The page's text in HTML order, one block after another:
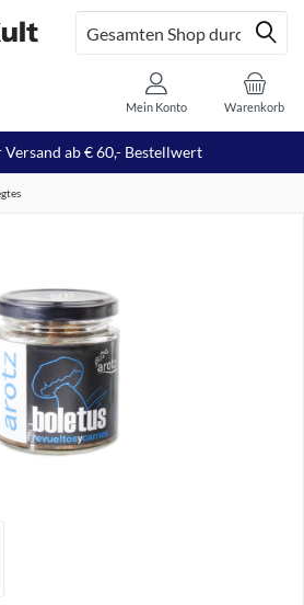
Versand ab € 60,- Bestellwert
Warenkorb
Mein Konto